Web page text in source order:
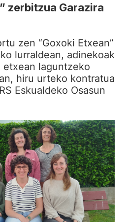
zerbitzua Garazira
zen “Goxoki Etxean”
lurraldean, adinekoak
etxean laguntzeko
hiru urteko kontratua
Eskualdeko Osasun